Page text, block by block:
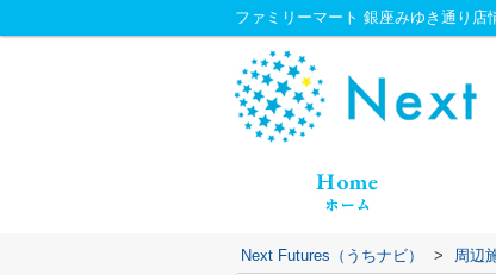
ファミリーマート 銀座みゆき通り店
Next Futures（うちナビ） > 周辺